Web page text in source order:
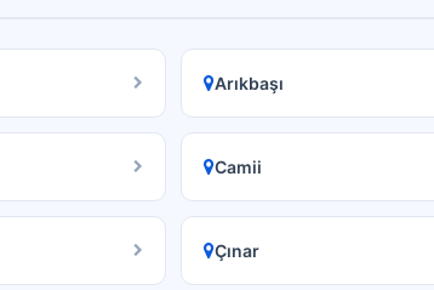
Arıkbaşı
Camii
Çınar